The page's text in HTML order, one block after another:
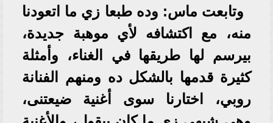
وتابعت ماس: وده طبعا زي ما اتعودنا
منه، مع اكتشافه لأي موهبة جديدة،
بيرسم لها طريقها في الغناء، وأمثلة
كثيرة قدمها بالشكل ده ومنهم الفنانة
روبي، اختارنا سوى أغنية ضيعتنى،